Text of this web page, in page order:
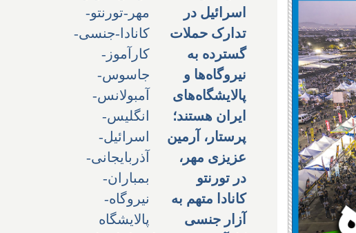
اسرائیل در
تدارک حملات
گسترده به
نیروگاه‌ها و
پالایشگاه‌های
ایران هستند؛
پرستار، آرمین
عزیزی مهر،
در تورنتو
کانادا متهم به
آزار جنسی